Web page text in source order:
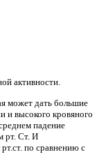
активности.
может дать большие
и высокого кровяного
падение
рт. Ст. И
по сравнению с